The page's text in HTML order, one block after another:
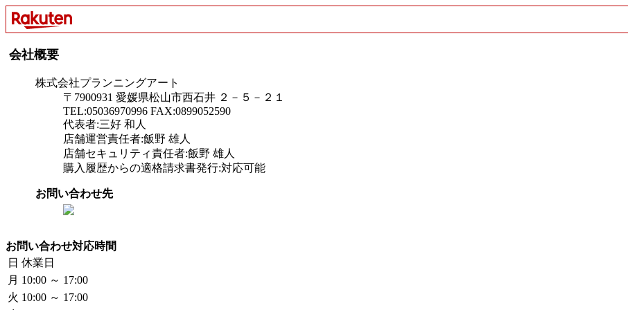
会社概要
株式会社プランニングアート
〒7900931 愛媛県松山市西石井 ２－５－２１
TEL:05036970996 FAX:0899052590
代表者:三好 和人
店舗運営責任者:飯野 雄人
店舗セキュリティ責任者:飯野 雄人
購入履歴からの適格請求書発行:対応可能
お問い合わせ先
お問い合わせ対応時間
日 休業日
月 10:00 ～ 17:00
火 10:00 ～ 17:00